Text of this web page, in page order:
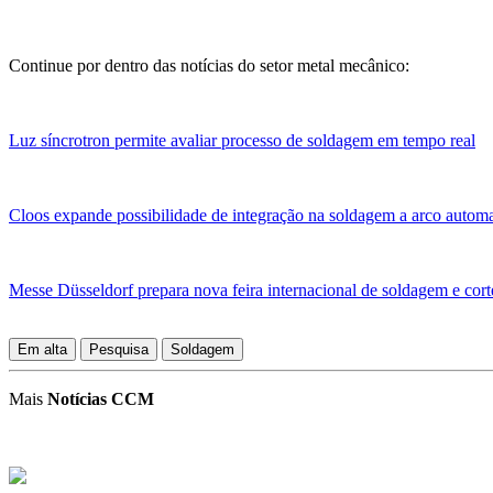
Continue por dentro das notícias do setor metal mecânico:
Luz síncrotron permite avaliar processo de soldagem em tempo real
Cloos expande possibilidade de integração na soldagem a arco
Messe Düsseldorf prepara nova feira internacional de soldagem e
Em alta Pesquisa Soldagem
Mais Notícias CCM